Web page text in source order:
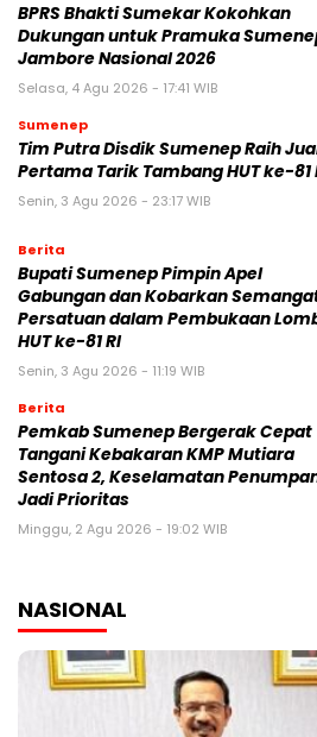
BPRS Bhakti Sumekar Kokohkan
Dukungan untuk Pramuka
Jambore Nasional 2026
Selasa, 4 Agu 2026 - 17:41 WIB
Sumenep
Tim Putra Disdik Sumenep Raih
Pertama Tarik Tambang HUT ke-81
Senin, 3 Agu 2026 - 23:17 WIB
Berita
Bupati Sumenep Pimpin Apel
Gabungan dan Kobarkan
Persatuan dalam Pembukaan
HUT ke-81 RI
Senin, 3 Agu 2026 - 11:19 WIB
Berita
Pemkab Sumenep Bergerak Cepat
Tangani Kebakaran KMP Mutiara
Sentosa 2, Keselamatan
Jadi Prioritas
Minggu, 2 Agu 2026 - 19:02 WIB
NASIONAL